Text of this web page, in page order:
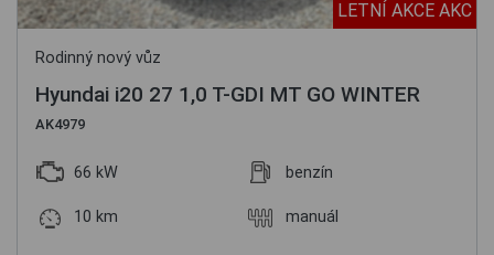
LETNÍ AKCE AKC
Rodinný nový vůz
Hyundai i20 27 1,0 T-GDI MT GO WINTER
AK4979
66 kW benzín
10 km manuál